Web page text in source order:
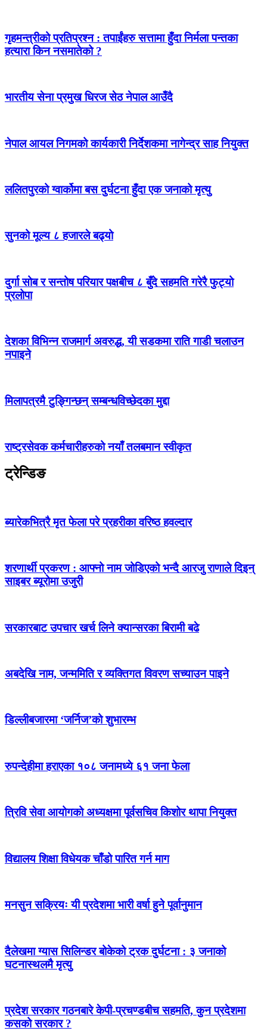
गृहमन्त्रीको प्रतिप्रश्न : तपाईंहरु सत्तामा हुँदा निर्मला पन्तका
हत्यारा किन नसमातेको ?
भारतीय सेना प्रमुख धिरज सेठ नेपाल आउँदै
नेपाल आयल निगमको कार्यकारी निर्देशकमा नागेन्द्र साह नियुक्त
ललितपुरको ग्वार्कोमा बस दुर्घटना हुँदा एक जनाको मृत्यु
सुनको मूल्य ८ हजारले बढ्यो
दुर्गा सोब र सन्तोष परियार पक्षबीच ८ बुँदे सहमति गरेरै फुट्यो
प्रलोपा
देशका विभिन्न राजमार्ग अवरुद्ध, यी सडकमा राति गाडी चलाउन
नपाइने
मिलापत्रमै टुङ्गिन्छन् सम्बन्धविच्छेदका मुद्दा
राष्ट्रसेवक कर्मचारीहरुको नयाँ तलबमान स्वीकृत
ट्रेन्डिङ
ब्यारेकभित्रै मृत फेला परे प्रहरीका वरिष्ठ हवल्दार
शरणार्थी प्रकरण : आफ्नो नाम जोडिएको भन्दै आरजु राणाले दिइन्
साइबर ब्यूरोमा उजुरी
सरकारबाट उपचार खर्च लिने क्यान्सरका बिरामी बढे
अबदेखि नाम, जन्ममिति र व्यक्तिगत विवरण सच्याउन पाइने
डिल्लीबजारमा ‘जर्निज’को शुभारम्भ
रुपन्देहीमा हराएका १०८ जनामध्ये ६१ जना फेला
त्रिवि सेवा आयोगको अध्यक्षमा पूर्वसचिव किशोर थापा नियुक्त
विद्यालय शिक्षा विधेयक चाँडो पारित गर्न माग
मनसुन सक्रियः यी प्रदेशमा भारी वर्षा हुने पूर्वानुमान
दैलेखमा ग्यास सिलिन्डर बोकेको ट्रक दुर्घटना : ३ जनाको
घटनास्थलमै मृत्यु
प्रदेश सरकार गठनबारे केपी-प्रचण्डबीच सहमति, कुन प्रदेशमा
कसको सरकार ?